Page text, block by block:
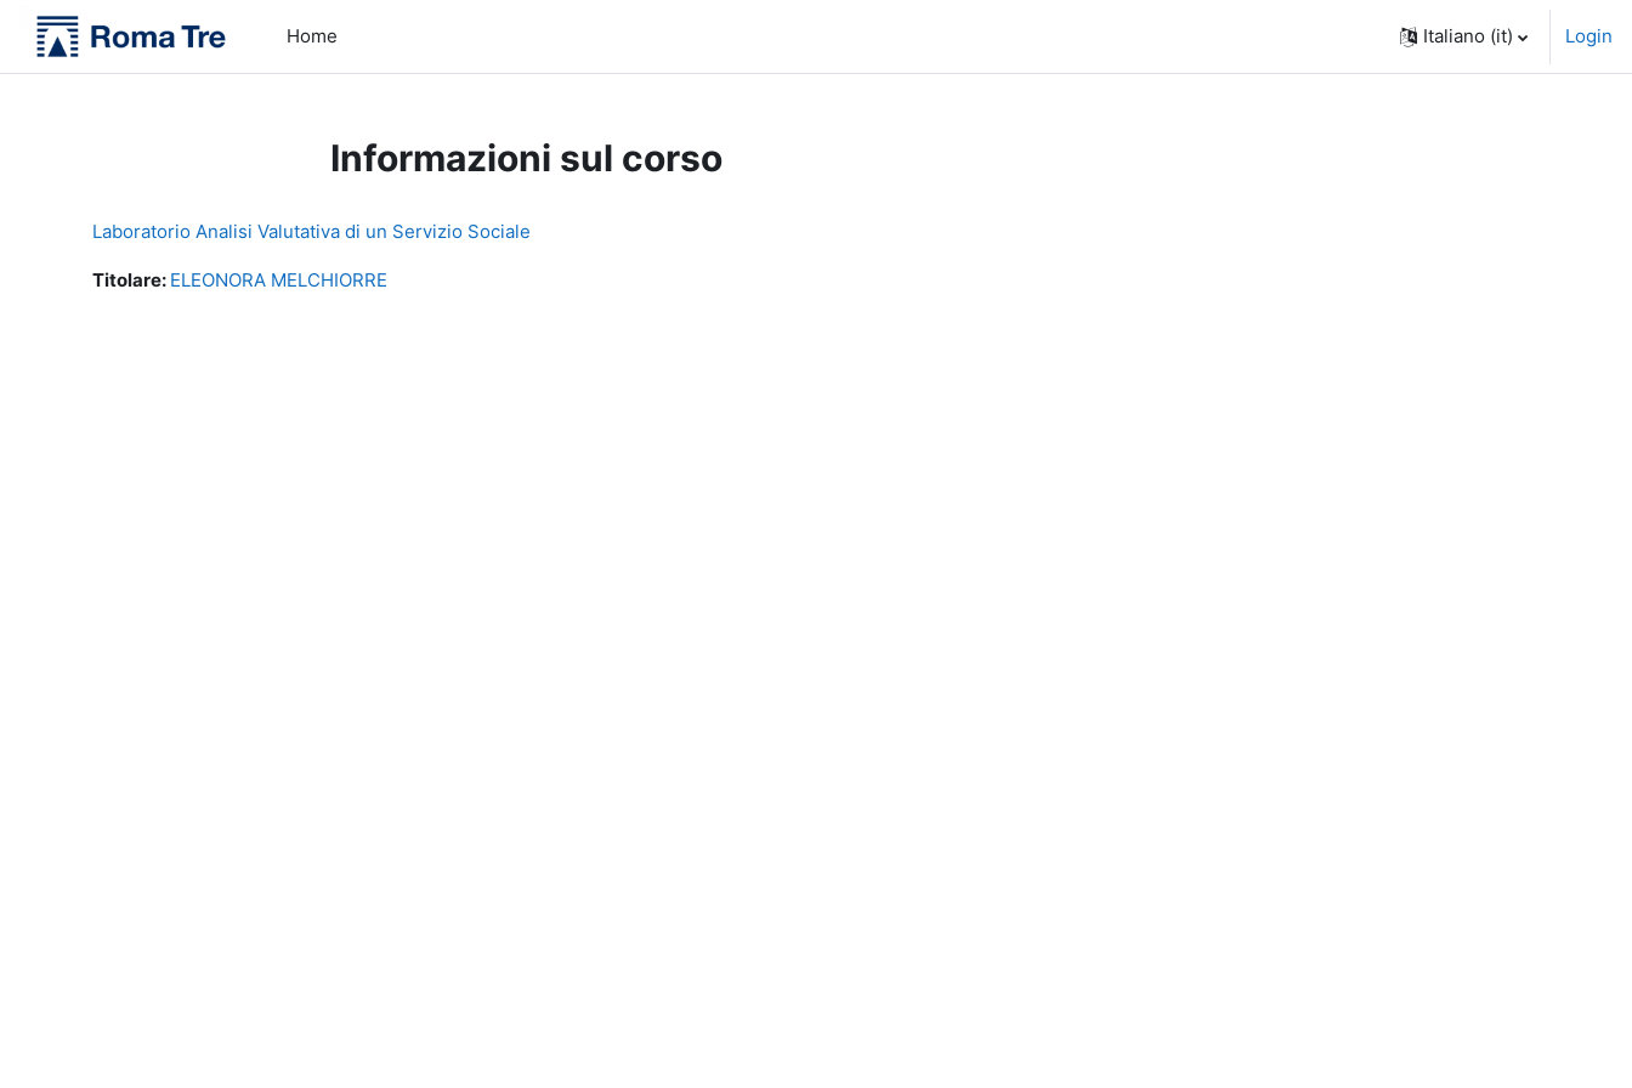
Vai al contenuto principale
Home
Italiano ‎(it)‎ Login
Informazioni sul corso
Laboratorio Analisi Valutativa di un Servizio Sociale
Titolare: ELEONORA MELCHIORRE